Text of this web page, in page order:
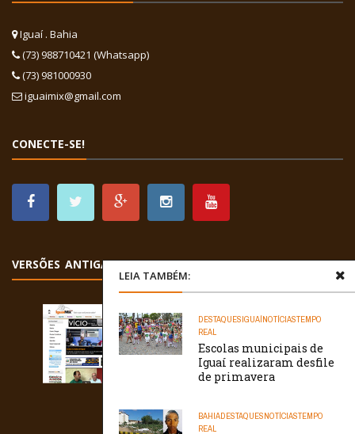
LEIA TAMBÉM:
DESTAQUESIGUAÍNOTÍCIASTEMPO
REAL
Escolas municipais de
Iguaí realizaram desfile
de primavera
BAHIADESTAQUESNOTÍCIASTEMPO
REAL
Iguaí . Bahia
(73) 988710421 (Whatsapp)
(73) 981000930
iguaimix@gmail.com
CONECTE-SE!
VERSÕES ANTIGAS